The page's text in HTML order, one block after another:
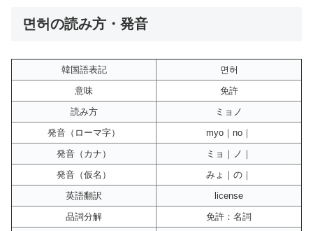
면허の読み方・発音
韓国語表記
면허
意味
免許
読み方
ミョノ
発音（ローマ字）
myo｜no｜
発音（カナ）
ミョ｜ノ｜
発音（仮名）
みょ｜の｜
英語翻訳
license
品詞分解
免許：名詞